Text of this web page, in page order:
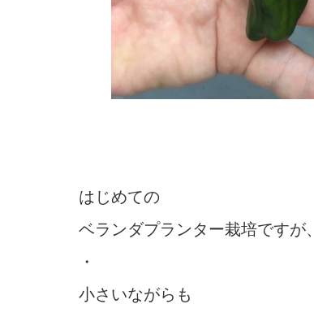
はじめての
ベランダプランター栽培ですが、
・
小さいながらも